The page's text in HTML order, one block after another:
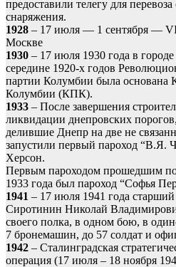
предоставили телегу для
снаряжения.
1928 – 17 июля — 1 сентября — VI
Москве
1930 – 17 июля 1930 года в
середине 1920-х годов
партии Колумбии была основана
Колумбии (КПК).
1933 – После завершения
ликвидации днепровских
делившие Днепр на две не
запустили первый пароход “В.Я.
Херсон.
Первым пароходом прошедшим
1933 года был пароход “Софья
1941 – 17 июля 1941 года
Сиротинин Николай
своего полка, в одном бою, в
7 бронемашин, до 57 солдат и
1942 – Сталинградская
операция (17 июля – 18 ноября